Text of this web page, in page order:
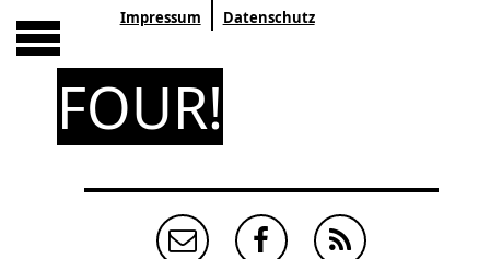
Impressum Datenschutz
FOUR!